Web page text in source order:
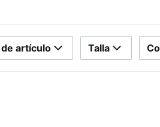
artículo Talla